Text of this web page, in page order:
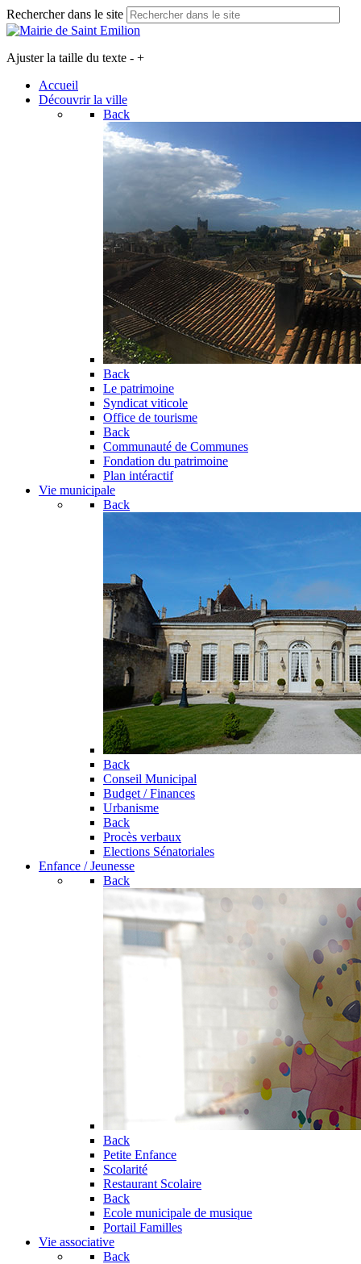
Rechercher dans le site
Ajuster la taille du texte - +
Accueil
Découvrir la ville
Back
Back
Le patrimoine
Syndicat viticole
Office de tourisme
Back
Communauté de Communes
Fondation du patrimoine
Plan intéractif
Vie municipale
Back
Back
Conseil Municipal
Budget / Finances
Urbanisme
Back
Procès verbaux
Elections Sénatoriales
Enfance / Jeunesse
Back
Back
Petite Enfance
Scolarité
Restaurant Scolaire
Back
Ecole municipale de musique
Portail Familles
Vie associative
Back